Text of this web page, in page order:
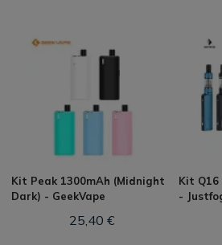
Kit Peak 1300mAh (Midnight
Dark) - GeekVape
25,40 €
Kit Q16
-